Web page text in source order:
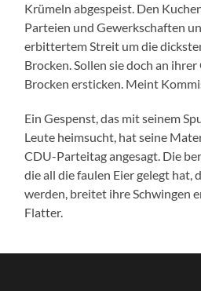
Krümeln abgespeist. Den
Parteien und Gewerkschaften
erbittertem Streit um die
Brocken. Sollen sie doch an
Brocken ersticken. Meint
Ein Gespenst, das mit seinem
Leute heimsucht, hat seine
CDU-Parteitag angesagt. Die
die all die faulen Eier gelegt hat,
werden, breitet ihre Schwingen
Flatter.